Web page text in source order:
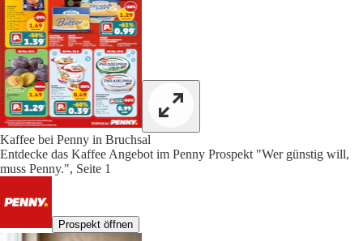
Kaffee bei Penny in Bruchsal
Entdecke das Kaffee Angebot im Penny Prospekt "Wer günstig will,
muss Penny.", Seite 1
Prospekt öffnen